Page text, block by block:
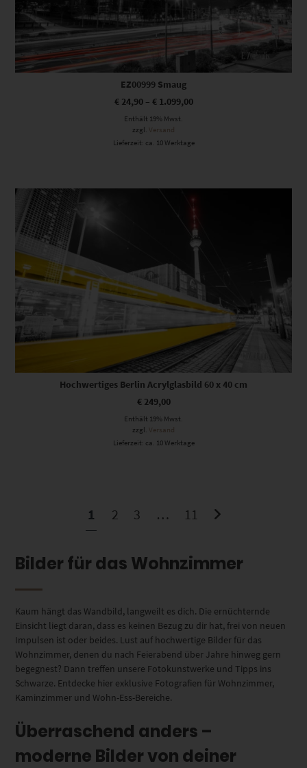
EZ00999 Smaug
€24,90– €1.099,00
Enthält 19% Mwst.
zzgl. Versand
Lieferzeit: ca. 10 Werktage
Hochwertiges Berlin Acrylglasbild 60 x 40 cm
€249,00
Enthält 19% Mwst.
zzgl.
Versand
Lieferzeit: ca. 10 Werktage
1 2 3 … 11
Bilder für das Wohnzimmer
Kaum hängt das Wandbild, langweilt es dich. Die ernüchternde
Einsicht liegt daran, dass es keinen Bezug zu dir hat, frei von neuen
Impulsen ist oder beides. Lust auf hochwertige Bilder für das
Wohnzimmer, denen du nach Feierabend über Jahre hinweg gern
begegnest? Dann treffen unsere Fotokunstwerke und Tipps ins
Schwarze. Entdecke hier exklusive Fotografien für Wohnzimmer,
Kaminzimmer und Wohn-Ess-Bereiche.
Überraschend anders –
moderne Bilder von deiner